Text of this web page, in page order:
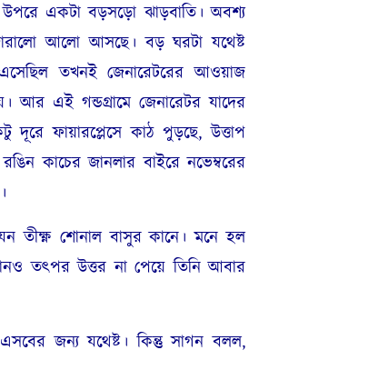
একটা বড়সড়ো ঝাড়বাতি। অবশ্য
আলো আসছে। বড় ঘরটা যথেষ্ট
তখনই জেনারেটরের আওয়াজ
আর এই গন্ডগ্রামে জেনারেটর যাদের
ফায়ারপ্লেসে কাঠ পুড়ছে,উত্তাপ
কাচের জানলার বাইরে নভেম্বরের
তীক্ষ্ণ শোনাল বাসুর কানে। মনে হল
তৎপর উত্তর না পেয়ে তিনি আবার
জন্য যথেষ্ট। কিন্তু সাগন বলল,